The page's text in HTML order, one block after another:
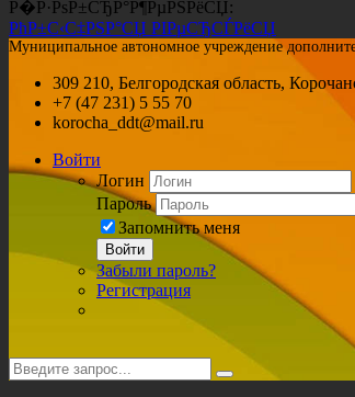
Р�Р·РѕР±СЂР°Р¶РµРЅРёСЏ:
РћР±С‹С‡РЅР°СЏ РІРµСЂСЃРёСЏ
Муниципальное автономное учреждение
309 210, Белгородская область,
+7 (47 231) 5 55 70
korocha_ddt@mail.ru
Войти
Логин
Пароль
Запомнить меня
Войти
Забыли пароль?
Регистрация